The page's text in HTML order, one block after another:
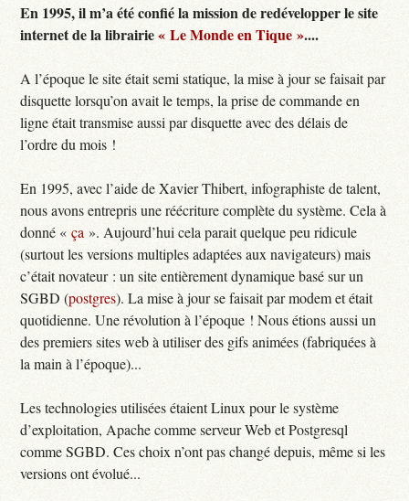
En 1995, il m’a été confié la mission de redévelopper le site
internet de la librairie« Le Monde en Tique »....
A l’époque le site était semi statique, la mise à jour se faisait par
disquette lorsqu’on avait le temps, la prise de commande en
ligne était transmise aussi par disquette avec des délais de
l’ordre du mois !
En 1995, avec l’aide de Xavier Thibert, infographiste de talent,
nous avons entrepris une réécriture complète du système. Cela à
donné «ça ». Aujourd’hui cela parait quelque peu ridicule
(surtout les versions multiples adaptées aux navigateurs) mais
c’était novateur : un site entièrement dynamique basé sur un
SGBD (postgres). La mise à jour se faisait par modem et était
quotidienne. Une révolution à l’époque ! Nous étions aussi un
des premiers sites web à utiliser des gifs animées (fabriquées à
la main à l’époque)...
Les technologies utilisées étaient Linux pour le système
d’exploitation, Apache comme serveur Web et Postgresql
comme SGBD. Ces choix n’ont pas changé depuis, même si les
versions ont évolué...